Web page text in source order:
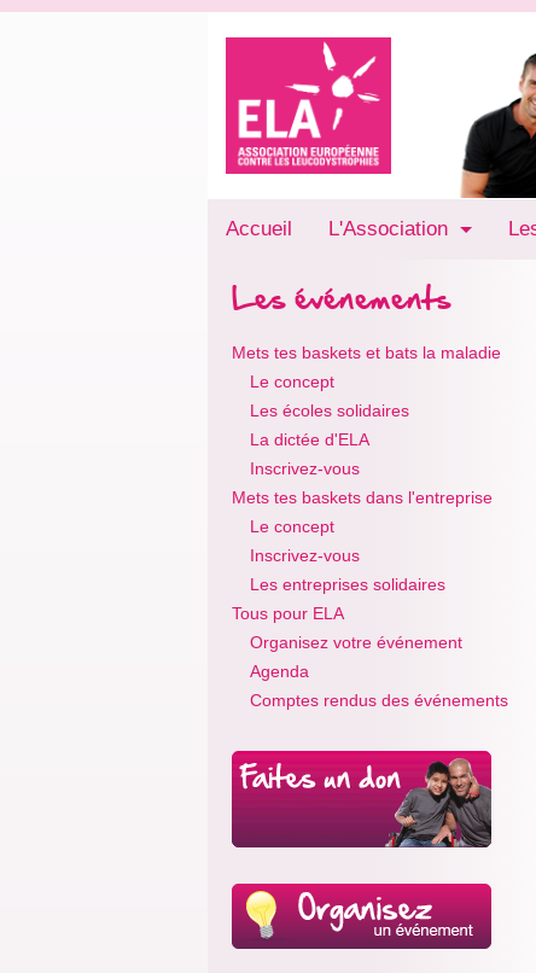
Accueil L'Association
Les événements
Mets tes baskets et bats la maladie
Le concept
Les écoles solidaires
La dictée d'ELA
Inscrivez-vous
Mets tes baskets dans l'entreprise
Le concept
Inscrivez-vous
Les entreprises solidaires
Tous pour ELA
Organisez votre événement
Agenda
Comptes rendus des événements